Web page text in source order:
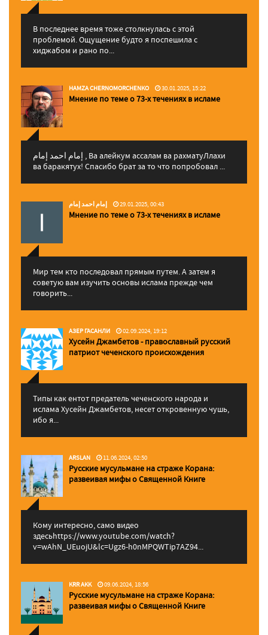
В последнее время тоже столкнулась с этой
проблемой. Ощущение будто я поспешила с
хиджабом и рано по...
HAMZA CHERNOMORCHENKO 30.01.2025, 15:22
Мнение по теме о 73-х течениях в исламе
إمام احمد إمام , Ва алейкум ассалам ва рахматуЛлахи
ва баракятух! Спасибо брат за то что попробовал ...
إمام احمد إمام 29.01.2025, 00:43
Мнение по теме о 73-х течениях в исламе
Мир тем кто последовал прямым путем. А затем я
советую вам изучить основы ислама прежде чем
говорить...
АЗЕР ГАСАНЛИ 02.09.2024, 19:12
Хусейн Джамбетов - православный русский
патриот чеченского происхождения
Типы как ентот предатель чеченского народа и
ислама Хусейн Джамбетов, несет откровенную чушь,
ибо я...
ARSLAN 11.06.2024, 02:50
Русские мусульмане на страже Корана:
pазвеивая мифы о Священной Книге
Кому интересно, само видео
здесьhttps://www.youtube.com/watch?
v=wAhN_UEuojU&lc=Ugz6-h0nMPQWTip7AZ94...
KRR AKK 09.06.2024, 18:56
Русские мусульмане на страже Корана:
pазвеивая мифы о Священной Книге